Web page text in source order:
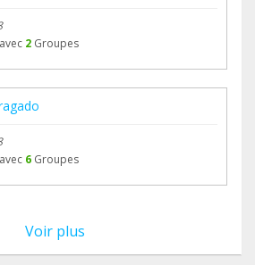
2 Groupes
6 Groupes
Voir plus